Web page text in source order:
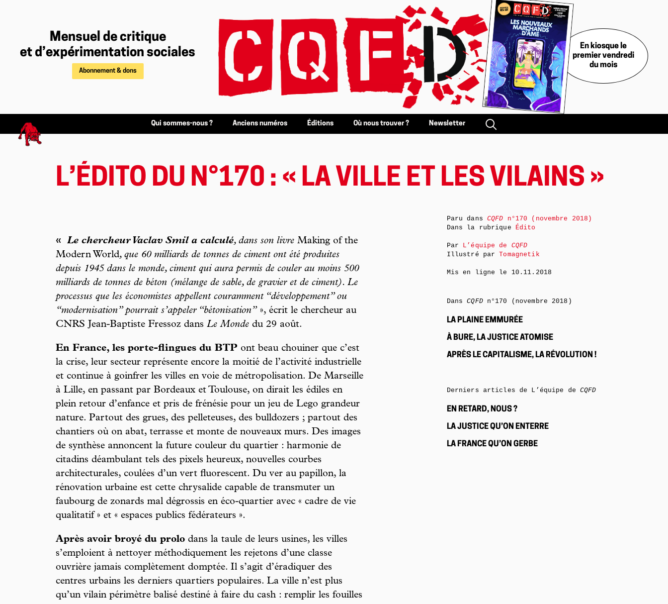
Mensuel de critique
et d’expérimentation sociales
Abonnement & dons
En kiosque le
premier vendredi
du mois
Qui sommes-nous ? Anciens numéros Éditions Où nous trouver ? Newsletter
L’ÉDITO DU N°170 : « LA VILLE ET LES VILAINS »
« Le chercheur Vaclav Smil a calculé, dans son livre Making of the
Modern World, que 60 milliards de tonnes de ciment ont été produites
depuis 1945 dans le monde, ciment qui aura permis de couler au moins 500
milliards de tonnes de béton (mélange de sable, de gravier et de ciment). Le
processus que les économistes appellent couramment “développement” ou
“modernisation” pourrait s’appeler “bétonisation” », écrit le chercheur au
CNRS Jean-Baptiste Fressoz dans Le Monde du 29 août.
En France, les porte-flingues du BTP ont beau chouiner que c’est
la crise, leur secteur représente encore la moitié de l’activité industrielle
et continue à goinfrer les villes en voie de métropolisation. De Marseille
à Lille, en passant par Bordeaux et Toulouse, on dirait les édiles en
plein retour d’enfance et pris de frénésie pour un jeu de Lego grandeur
nature. Partout des grues, des pelleteuses, des bulldozers ; partout des
chantiers où on abat, terrasse et monte de nouveaux murs. Des images
de synthèse annoncent la future couleur du quartier : harmonie de
citadins déambulant tels des pixels heureux, nouvelles courbes
architecturales, coulées d’un vert fluorescent. Du ver au papillon, la
rénovation urbaine est cette chrysalide capable de transmuter un
faubourg de zonards mal dégrossis en éco-quartier avec « cadre de vie
qualitatif » et « espaces publics fédérateurs ».
Après avoir broyé du prolo dans la taule de leurs usines, les villes
s’emploient à nettoyer méthodiquement les rejetons d’une classe
ouvrière jamais complètement domptée. Il s’agit d’éradiquer des
centres urbains les derniers quartiers populaires. La ville n’est plus
qu’un vilain périmètre balisé destiné à faire du cash : remplir les fouilles
Paru dans CQFD n°170 (novembre 2018)
Dans la rubrique Édito
Par L’équipe de CQFD
Illustré parTomagnetik
Mis en ligne le 10.11.2018
DansCQFDn°170 (novembre 2018)
LA PLAINE EMMURÉE
À BURE, LA JUSTICE ATOMISE
APRÈS LE CAPITALISME, LA RÉVOLUTION !
Derniers articles de L’équipe de CQFD
EN RETARD, NOUS ?
LA JUSTICE QU’ON ENTERRE
LA FRANCE QU’ON GERBE